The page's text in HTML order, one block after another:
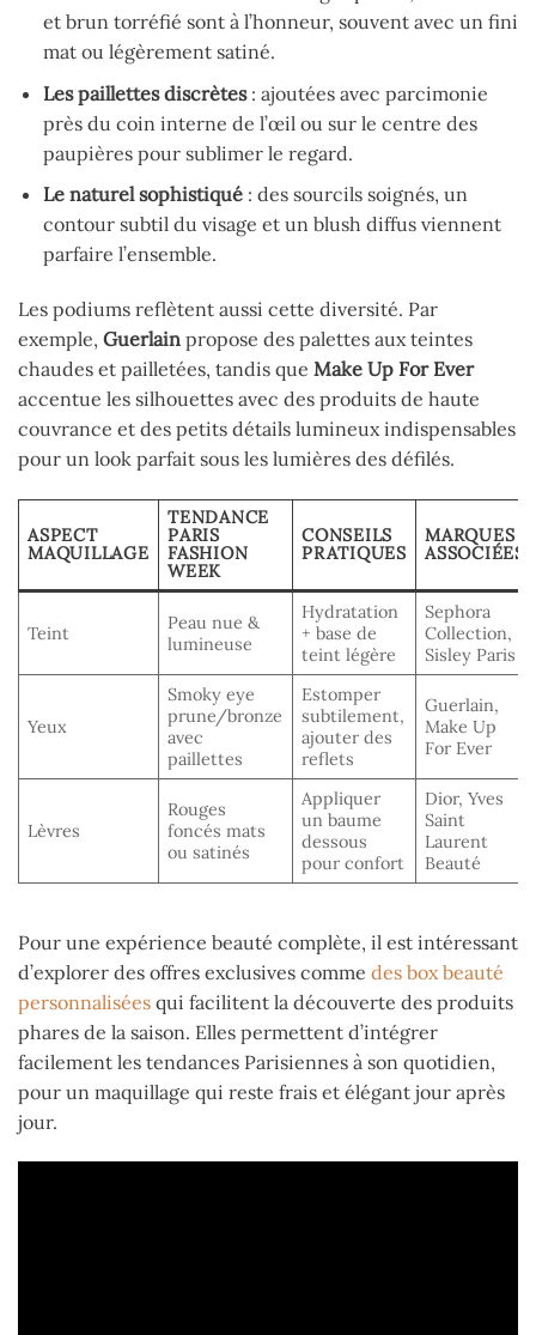
et brun torréfié sont à l’honneur, souvent avec un fini
mat ou légèrement satiné.
Les paillettes discrètes: ajoutées avec parcimonie
près du coin interne de l’œil ou sur le centre des
paupières pour sublimer le regard.
Le naturel sophistiqué: des sourcils soignés, un
contour subtil du visage et un blush diffus viennent
parfaire l’ensemble.
Les podiums reflètent aussi cette diversité. Par
exemple, Guerlain propose des palettes aux teintes
chaudes et pailletées, tandis que Make Up For Ever
accentue les silhouettes avec des produits de haute
couvrance et des petits détails lumineux indispensables
pour un look parfait sous les lumières des défilés.
ASPECT
MAQUILLAGE
TENDANCE
PARIS
FASHION
WEEK
CONSEILS
PRATIQUES
MARQUES
ASSOCIÉES
Teint
Peau nue &
lumineuse
Hydratation
+ base de
teint légère
Sephora
Collection,
Sisley Paris
Yeux
Smoky eye
prune/bronze
avec
paillettes
Estomper
subtilement,
ajouter des
reflets
Guerlain,
Make Up
For Ever
Lèvres
Rouges
foncés mats
ou satinés
Appliquer
un baume
dessous
pour confort
Dior, Yves
Saint
Laurent
Beauté
Pour une expérience beauté complète, il est intéressant
d’explorer des offres exclusives comme des box beauté
personnalisées qui facilitent la découverte des produits
phares de la saison. Elles permettent d’intégrer
facilement les tendances Parisiennes à son quotidien,
pour un maquillage qui reste frais et élégant jour après
jour.